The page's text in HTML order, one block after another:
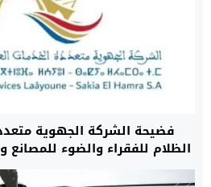
فضيحة الشركة الجهوية
الظلام للفقراء والضوء للمصانع
الأعمال